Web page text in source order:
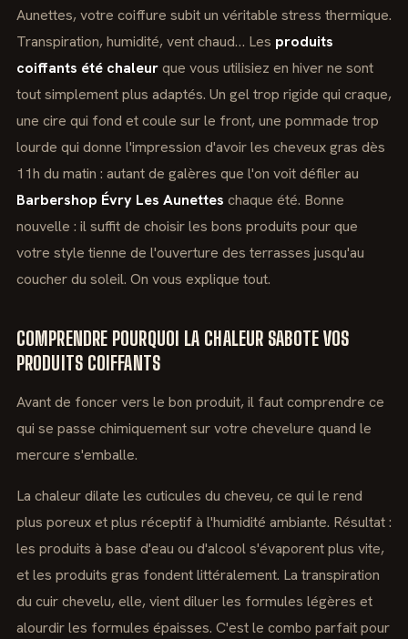
Aunettes, votre coiffure subit un véritable stress thermique.
Transpiration, humidité, vent chaud… Les produits
coiffants été chaleurque vous utilisiez en hiver ne sont
tout simplement plus adaptés. Un gel trop rigide qui craque,
une cire qui fond et coule sur le front, une pommade trop
lourde qui donne l'impression d'avoir les cheveux gras dès
11h du matin : autant de galères que l'on voit défiler au
Barbershop Évry Les Aunettes chaque été. Bonne
nouvelle : il suffit de choisir les bons produits pour que
votre style tienne de l'ouverture des terrasses jusqu'au
coucher du soleil. On vous explique tout.
COMPRENDRE POURQUOI LA CHALEUR SABOTE VOS
PRODUITS COIFFANTS
Avant de foncer vers le bon produit, il faut comprendre ce
qui se passe chimiquement sur votre chevelure quand le
mercure s'emballe.
La chaleur dilate les cuticules du cheveu, ce qui le rend
plus poreux et plus réceptif à l'humidité ambiante. Résultat :
les produits à base d'eau ou d'alcool s'évaporent plus vite,
et les produits gras fondent littéralement. La transpiration
du cuir chevelu, elle, vient diluer les formules légères et
alourdir les formules épaisses. C'est le combo parfait pour